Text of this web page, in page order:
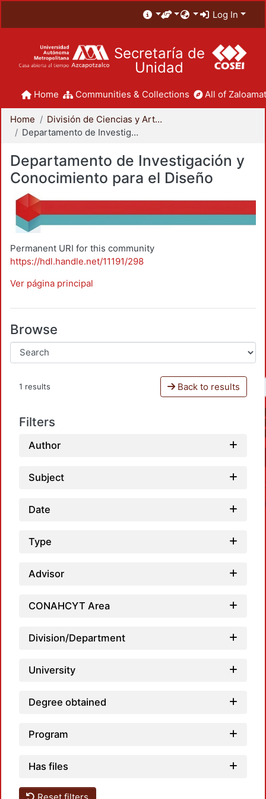
Log In
Secretaría de
Unidad
Home Communities & Collections All of
Home
División de Ciencias y Artes para el Diseño
Departamento de Investigación y Conocimiento para el Diseño
Departamento de Investigación y
Conocimiento para el Diseño
Permanent URI for this community
https://hdl.handle.net/11191/298
Ver página principal
Browse
1 results Back to results
Filters
Author
Subject
Date
Type
Advisor
CONAHCYT Area
Division/Department
University
Degree obtained
Program
Has files